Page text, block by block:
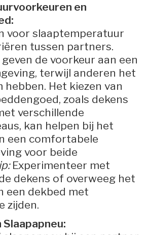
en
voor slaaptemperatuur
tussen partners.
de voorkeur aan een
terwijl anderen het
hebben. Het kiezen van
zoals dekens
verschillende
kan helpen bij het
een comfortabele
voor beide
Experimenteer met
dekens of overweeg het
een dekbed met
zijden.
Slaapapneu: